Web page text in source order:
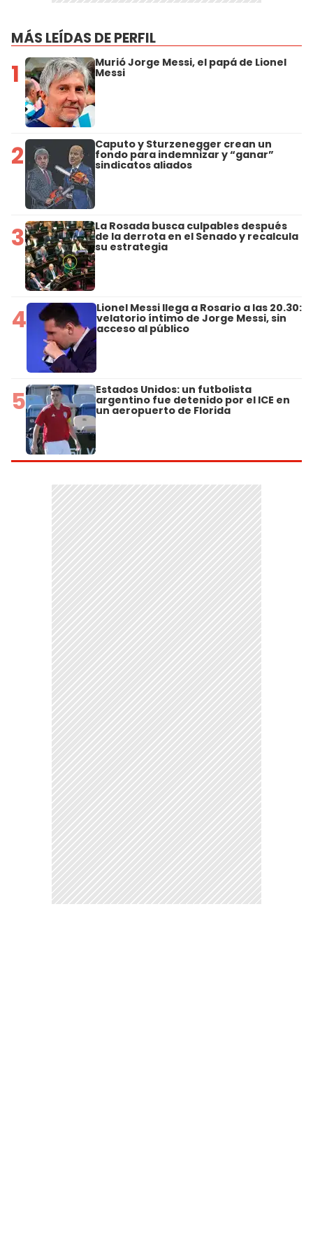
MÁS LEÍDAS DE PERFIL
1 Murió Jorge Messi, el papá de Lionel
Messi
2 Caputo y Sturzenegger crean un
fondo para indemnizar y “ganar”
sindicatos aliados
3 La Rosada busca culpables después
de la derrota en el Senado y recalcula
su estrategia
4 Lionel Messi llega a Rosario a las 20.30:
velatorio íntimo de Jorge Messi, sin
acceso al público
5 Estados Unidos: un futbolista
argentino fue detenido por el ICE en
un aeropuerto de Florida